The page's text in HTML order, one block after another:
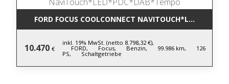
FORD FOCUS COOLCONNECT
10.470 €
inkl. 19% MwSt. (netto 8.798,32 €),
FORD, Focus, Benzin, 99.986 km, 126
PS, Schaltgetriebe